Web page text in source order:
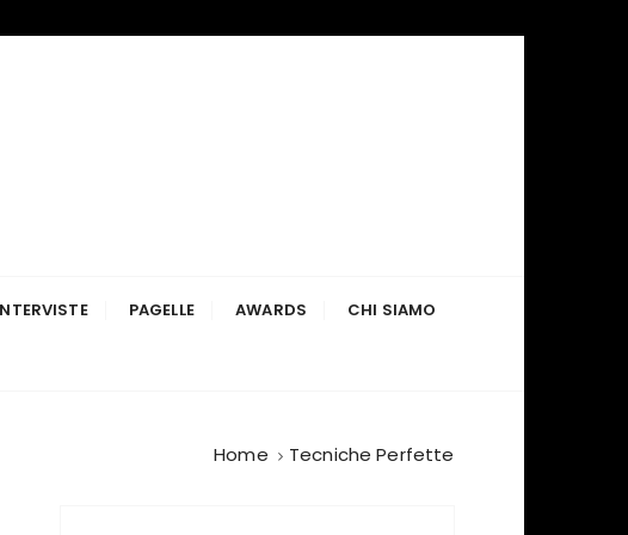
PAGELLE AWARDS CHI SIAMO
Home Tecniche Perfette